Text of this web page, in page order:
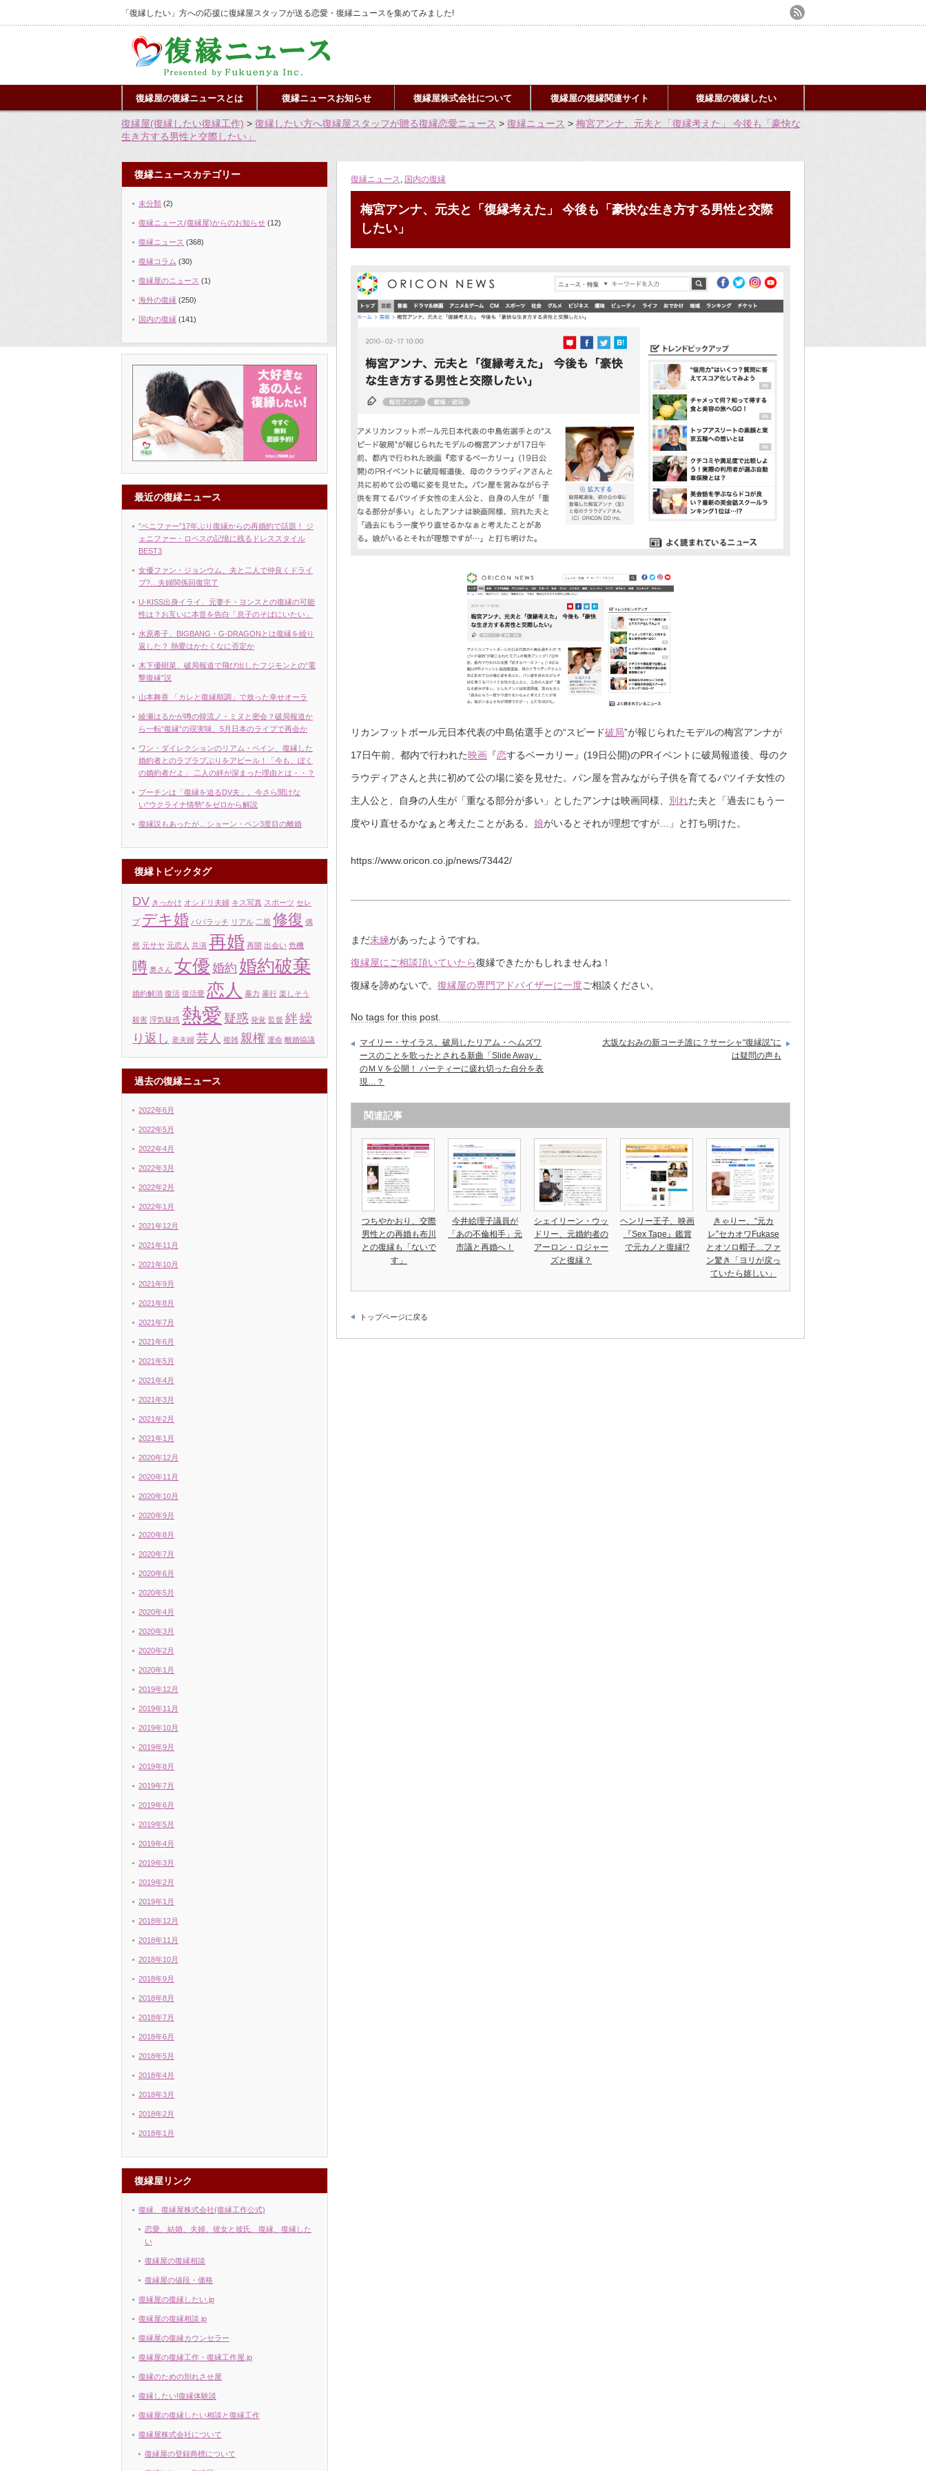
「復縁したい」方への応援に復縁屋スタッフが送る恋愛・復縁ニュースを集めてみました!
復縁屋の復縁ニュースとは 復縁ニュースお知らせ 復縁屋株式会社について 復縁屋の復縁関連サイト 復縁屋の復縁したい
復縁屋(復縁したい復縁工作) > 復縁したい方へ復縁屋スタッフが贈る復縁恋愛ニュース > 復縁ニュース > 梅宮アンナ、元夫と「復縁考えた」 今後も「豪快な
生き方する男性と交際したい」
復縁ニュース 国内の復縁
梅宮アンナ、元夫と「復縁考えた」 今後も「豪快な生き方する男性と交際
したい」
リカンフットボール元日本代表の中島佑選手との“スピード破局”が報じられたモデルの梅宮アンナが
17日午前、都内で行われた映画 『恋するベーカリー』(19日公開)のPRイベントに破局報道後、母のク
ラウディアさんと共に初めて公の場に姿を見せた。パン屋を営みながら子供を育てるバツイチ女性の
主人公と、自身の人生が「重なる部分が多い」としたアンナは映画同様、 別れた夫と「過去にもう一
度やり直せるかなぁと考えたことがある。 娘がいるとそれが理想ですが…」と打ち明けた。
https://www.oricon.co.jp/news/73442/
まだ未練があったようですね。
復縁屋にご相談頂いていたら復縁できたかもしれませんね！
復縁を諦めないで。 復縁屋の専門アドバイザーに一度ご相談ください。
No tags for this post.
マイリー・サイラス、破局したリアム・ヘムズワ
ースのことを歌ったとされる新曲「Slide Away」
のＭＶを公開！ パーティーに疲れ切った自分を表
現…？
大坂なおみの新コーチ誰に？サーシャ“復縁説”に
は疑問の声も
関連記事
つちやかおり、交際
男性との再婚も布川
との復縁も「ないで
す」
今井絵理子議員が
「あの不倫相手」元
市議と再婚へ！
シェイリーン・ウッ
ドリー、元婚約者の
アーロン・ロジャー
ズと復縁？
ヘンリー王子、映画
『Sex Tape』鑑賞
で元カノと復縁!?
きゃりー、“元カ
レ”セカオワFukase
とオソロ帽子…ファ
ン驚き「ヨリが戻っ
ていたら嬉しい」
トップページに戻る
復縁ニュースカテゴリー
未分類 (2)
復縁ニュース(復縁屋)からのお知らせ (12)
復縁ニュース (368)
復縁コラム (30)
復縁屋のニュース (1)
海外の復縁 (250)
国内の復縁 (141)
最近の復縁ニュース
”ベニファー”17年ぶり復縁からの再婚約で話題！ ジ
ェニファー・ロペスの記憶に残るドレススタイル
BEST3
女優ファン・ジョンウム、夫と二人で仲良くドライ
ブ?…夫婦関係回復完了
U-KISS出身イライ、元妻チ・ヨンスとの復縁の可能
性は？お互いに本音を告白「息子のそばにいたい」
水原希子、BIGBANG・G-DRAGONとは復縁を繰り
返した？ 熱愛はかたくなに否定か
木下優樹菜、破局報道で飛び出したフジモンとの“電
撃復縁”説
山本舞香 「カレと復縁順調」で放った幸せオーラ
綾瀬はるかが噂の韓流ノ・ミヌと密会？破局報道か
ら一転“復縁”の現実味、5月日本のライブで再会か
ワン・ダイレクションのリアム・ペイン、復縁した
婚約者とのラブラブぶりをアピール！「今も、ぼく
の婚約者だよ」 二人の絆が深まった理由とは・・？
プーチンは「復縁を迫るDV夫」。今さら聞けな
い“ウクライナ情勢”をゼロから解説
復縁説もあったが…ショーン・ペン3度目の離婚
復縁トピックタグ
DV きっかけ オシドリ夫婦 キス写真 スポーツ セレ
ブ デキ婚 パパラッチ リアル 二股 修復 偶
然 元サヤ 元恋人 共演 再婚 再開 出会い 危機
噂 奥さん 女優 婚約 婚約破棄
婚約解消 復活 復活愛 恋人 暴力 暴行 楽しそう
殺害 浮気疑惑 熱愛 疑惑 発覚 監督 絆繰
り返し 老夫婦 芸人 複雑 親権 運命 離婚協議
過去の復縁ニュース
2022年6月
2022年5月
2022年4月
2022年3月
2022年2月
2022年1月
2021年12月
2021年11月
2021年10月
2021年9月
2021年8月
2021年7月
2021年6月
2021年5月
2021年4月
2021年3月
2021年2月
2021年1月
2020年12月
2020年11月
2020年10月
2020年9月
2020年8月
2020年7月
2020年6月
2020年5月
2020年4月
2020年3月
2020年2月
2020年1月
2019年12月
2019年11月
2019年10月
2019年9月
2019年8月
2019年7月
2019年6月
2019年5月
2019年4月
2019年3月
2019年2月
2019年1月
2018年12月
2018年11月
2018年10月
2018年9月
2018年8月
2018年7月
2018年6月
2018年5月
2018年4月
2018年3月
2018年2月
2018年1月
復縁屋リンク
復縁、復縁屋株式会社(復縁工作公式)
恋愛、結婚、夫婦、彼女と彼氏、復縁、復縁した
い
復縁屋の復縁相談
復縁屋の値段・価格
復縁屋の復縁したい.jp
復縁屋の復縁相談.jp
復縁屋の復縁カウンセラー
復縁屋の復縁工作・復縁工作屋.jp
復縁のための別れさせ屋
復縁したい!復縁体験談
復縁屋の復縁したい相談と復縁工作
復縁屋株式会社について
復縁屋の登録商標について